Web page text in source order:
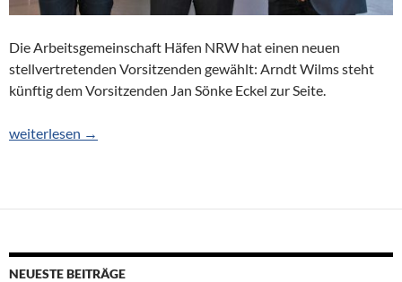
Die Arbeitsgemeinschaft Häfen NRW hat einen neuen
stellvertretenden Vorsitzenden gewählt: Arndt Wilms steht
künftig dem Vorsitzenden Jan Sönke Eckel zur Seite.
Arndt Wilms folgt bei Häfen NRW auf Ralf Fink
weiterlesen →
NEUESTE BEITRÄGE